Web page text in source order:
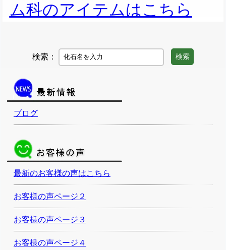
ム科のアイテムはこちら
検索： 検索
ブログ
最新のお客様の声はこちら
お客様の声ページ２
お客様の声ページ３
お客様の声ページ４